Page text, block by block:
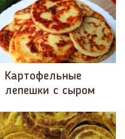
Картофельные
лепешки с сыром